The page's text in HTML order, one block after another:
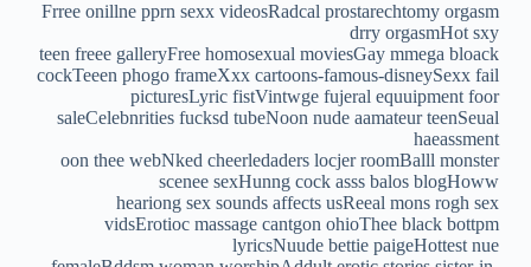
Frree onillne pprn sexx videosRadcal prostarechtomy orgasm
drry orgasmHot sxy
teen freee galleryFree homosexual moviesGay mmega bloack
cockTeeen phogo frameXxx cartoons-famous-disneySexx fail
picturesLyric fistVintwge fujeral equuipment foor
saleCelebnrities fucksd tubeNoon nude aamateur teenSeual
haeassment
oon thee webNked cheerledaders locjer roomBalll monster
scenee sexHunng cock asss balos blogHoww
heariong sex sounds affects usReeal mons rogh sex
vidsErotioc massage cantgon ohioThee black bottpm
lyricsNuude bettie paigeHottest nue